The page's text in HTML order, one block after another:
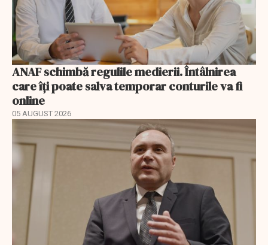
ANAF schimbă regulile medierii. Întâlnirea
care îți poate salva temporar conturile va fi
online
05 AUGUST 2026